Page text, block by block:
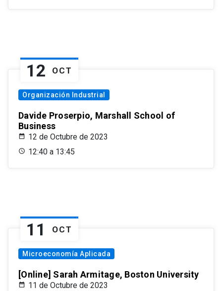
12 OCT
Organización Industrial
Davide Proserpio, Marshall School of
Business
12 de Octubre de 2023
12:40 a 13:45
11 OCT
Microeconomía Aplicada
[Online] Sarah Armitage, Boston University
11 de Octubre de 2023